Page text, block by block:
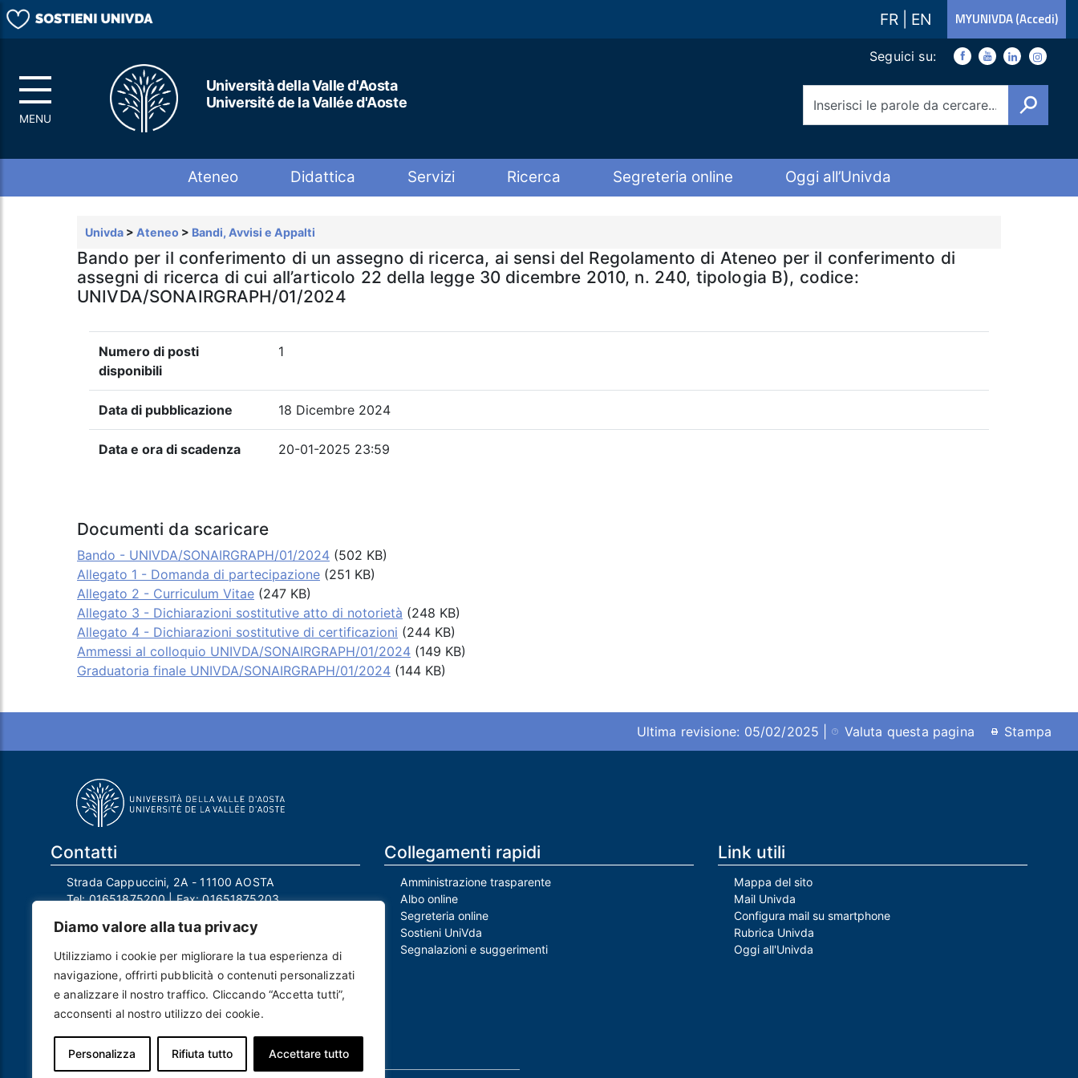
Diamo valore alla tua privacy
Utilizziamo i cookie per migliorare la tua esperienza di
navigazione, offrirti pubblicità o contenuti personalizzati
e analizzare il nostro traffico. Cliccando “Accetta tutti”,
acconsenti al nostro utilizzo dei cookie.
Personalizza Rifiuta tutto Accettare tutto
FR EN MYUNIVDA (Accedi)
Università della Valle d'Aosta
Université de la Vallée d'Aoste
Link social
Seguici su: Facebook
YoutubeYoutube
Ateneo Didattica Servizi Ricerca Segreteria online Oggi all’Univda
Univda > Ateneo > Bandi, Avvisi e Appalti
Bando per il conferimento di un assegno di ricerca, ai sensi del Regolamento di Ateneo per il conferimento di
assegni di ricerca di cui all’articolo 22 della legge 30 dicembre 2010, n. 240, tipologia B), codice:
UNIVDA/SONAIRGRAPH/01/2024
Numero di posti
disponibili
1
Data di pubblicazione 18 Dicembre 2024
Data e ora di scadenza 20-01-2025 23:59
Documenti da scaricare
Bando - UNIVDA/SONAIRGRAPH/01/2024 (502 KB)
Allegato 1 - Domanda di partecipazione (251 KB)
Allegato 2 - Curriculum Vitae (247 KB)
Allegato 3 - Dichiarazioni sostitutive atto di notorietà (248 KB)
Allegato 4 - Dichiarazioni sostitutive di certificazioni (244 KB)
Ammessi al colloquio UNIVDA/SONAIRGRAPH/01/2024 (149 KB)
Graduatoria finale UNIVDA/SONAIRGRAPH/01/2024 (144 KB)
Ultima revisione: 05/02/2025 | Valuta questa pagina Stampa
Contatti
Strada Cappuccini, 2A - 11100 AOSTA
Tel:01651875200| Fax:01651875203
Mail Responsabile Protezione dei Dati:
rpd@univda.it
Posta certificata:protocollo@pec.univda.it
P.IVA 01040890079 e C.F. 91041130070
Codice Univoco Ufficio: UF2EU2
Nome ufficio: Uff_eFatturaPA
Codice IPA: uvdau_ao
Collegamenti rapidi
Amministrazione trasparente
Albo online
Segreteria online
Sostieni UniVda
Segnalazioni e suggerimenti
Link utili
Mappa del sito
Mail Univda
Configura mail su smartphone
Rubrica Univda
Oggi all'Univda